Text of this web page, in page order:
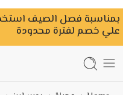
علي خصم لفترة محدودة